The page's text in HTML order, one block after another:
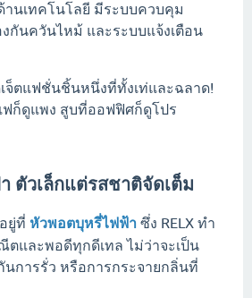
านเทคโนโลยี มีระบบควบคุม
กันควันไหม้ และระบบแจ้งเตือน
จ็ตแฟชั่นชิ้นหนึ่งที่ทั้งเท่และฉลาด!
ฟก็ดูแพง สูบที่ออฟฟิศก็ดูโปร
ตัวเล็กแต่รสชาติจัดเต็ม
ยู่ที่ หัวพอตบุหรี่ไฟฟ้า ซึ่ง RELX ทำ
ตและพอดีทุกดีเทล ไม่ว่าจะเป็น
การรั่ว หรือการกระจายกลิ่นที่